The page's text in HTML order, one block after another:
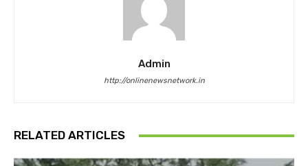
Admin
http://onlinenewsnetwork.in
RELATED ARTICLES